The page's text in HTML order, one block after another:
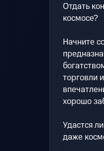
Отдать
космосе?
Начните
торговли
хорошо
Удастся
даже